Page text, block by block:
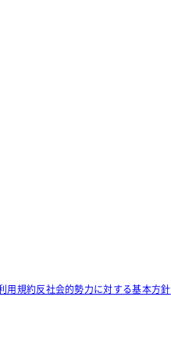
用規約反社会的勢力に対する基本方針